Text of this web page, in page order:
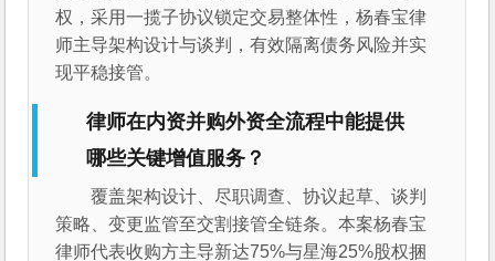
权，采用一揽子协议锁定交易整体性，杨春宝律
师主导架构设计与谈判，有效隔离债务风险并实
现平稳接管。
律师在内资并购外资全流程中能提供
哪些关键增值服务？
覆盖架构设计、尽职调查、协议起草、谈判
策略、变更监管至交割接管全链条。本案杨春宝
律师代表收购方主导新达75%与星海25%股权捆